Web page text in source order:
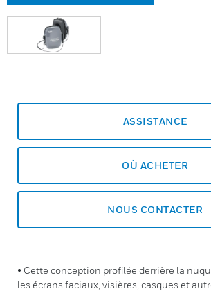
ASSISTANCE
OÙ ACHETER
NOUS CONTACTER
• Cette conception profilée derrière la
les écrans faciaux, visières, casques et